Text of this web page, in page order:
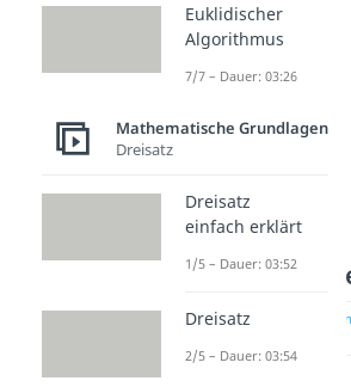
kgV mit
zur Stelle
Euklidischer
Algorithmus
7/7 – Dauer: 03:26
Mathematische Grundlagen
Dreisatz
Dreisatz
einfach erklärt
1/5 – Dauer: 03:52
Dreisatz
2/5 – Dauer: 03:54